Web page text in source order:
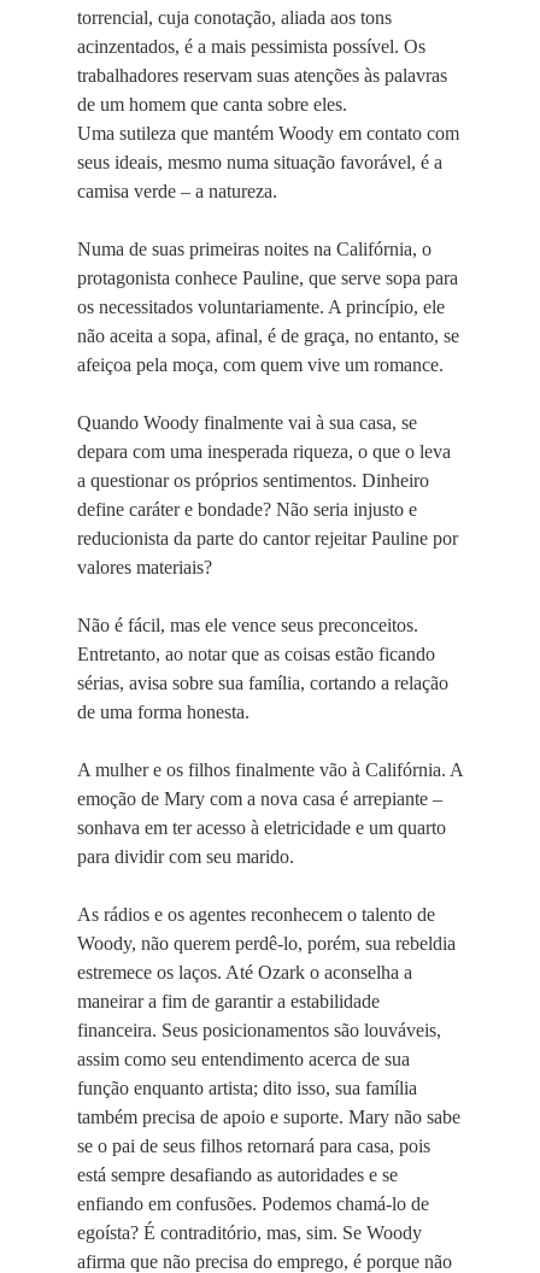
torrencial, cuja conotação, aliada aos tons
acinzentados, é a mais pessimista possível. Os
trabalhadores reservam suas atenções às palavras
de um homem que canta sobre eles.
Uma sutileza que mantém Woody em contato com
seus ideais, mesmo numa situação favorável, é a
camisa verde – a natureza.
Numa de suas primeiras noites na Califórnia, o
protagonista conhece Pauline, que serve sopa para
os necessitados voluntariamente. A princípio, ele
não aceita a sopa, afinal, é de graça, no entanto, se
afeiçoa pela moça, com quem vive um romance.
Quando Woody finalmente vai à sua casa, se
depara com uma inesperada riqueza, o que o leva
a questionar os próprios sentimentos. Dinheiro
define caráter e bondade? Não seria injusto e
reducionista da parte do cantor rejeitar Pauline por
valores materiais?
Não é fácil, mas ele vence seus preconceitos.
Entretanto, ao notar que as coisas estão ficando
sérias, avisa sobre sua família, cortando a relação
de uma forma honesta.
A mulher e os filhos finalmente vão à Califórnia. A
emoção de Mary com a nova casa é arrepiante –
sonhava em ter acesso à eletricidade e um quarto
para dividir com seu marido.
As rádios e os agentes reconhecem o talento de
Woody, não querem perdê-lo, porém, sua rebeldia
estremece os laços. Até Ozark o aconselha a
maneirar a fim de garantir a estabilidade
financeira. Seus posicionamentos são louváveis,
assim como seu entendimento acerca de sua
função enquanto artista; dito isso, sua família
também precisa de apoio e suporte. Mary não sabe
se o pai de seus filhos retornará para casa, pois
está sempre desafiando as autoridades e se
enfiando em confusões. Podemos chamá-lo de
egoísta? É contraditório, mas, sim. Se Woody
afirma que não precisa do emprego, é porque não